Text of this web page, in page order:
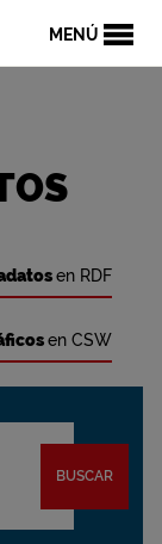
MENÚ
en RDF
en CSW
BUSCAR